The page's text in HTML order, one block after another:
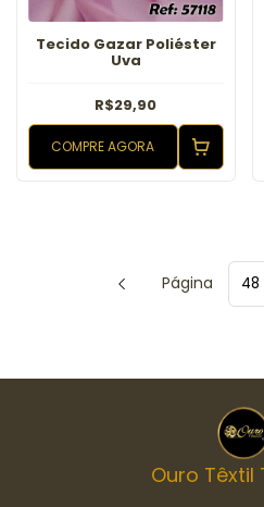
Tecido Gazar Poliéster
Uva
R$29,90
COMPRE AGORA
Página
Ouro Têxtil